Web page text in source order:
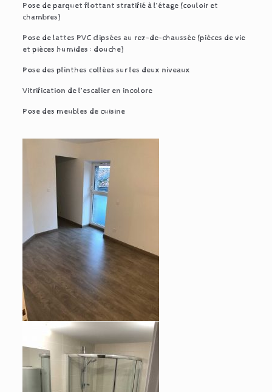
Pose de parquet flottant stratifié à l’étage (couloir et
chambres)
Pose de lattes PVC clipsées au rez-de-chaussée (pièces de vie
et pièces humides : douche)
Pose des plinthes collées sur les deux niveaux
Vitrification de l’escalier en incolore
Pose des meubles de cuisine